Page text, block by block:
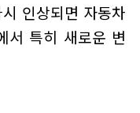
인상되면 자동차
서 특히 새로운 변